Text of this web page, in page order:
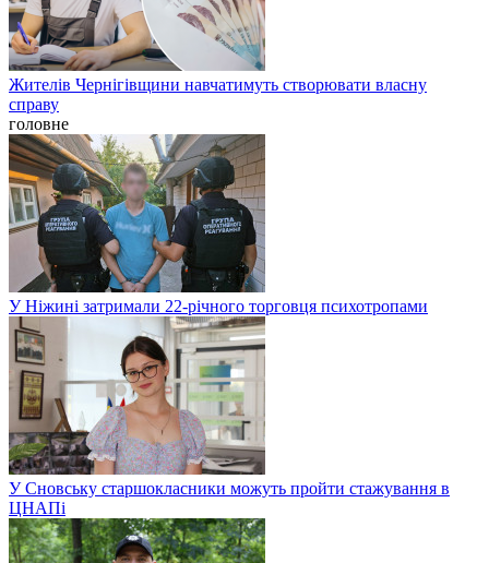
Жителів Чернігівщини навчатимуть створювати власну
справу
головне
У Ніжині затримали 22-річного торговця психотропами
У Сновську старшокласники можуть пройти стажування в
ЦНАПі